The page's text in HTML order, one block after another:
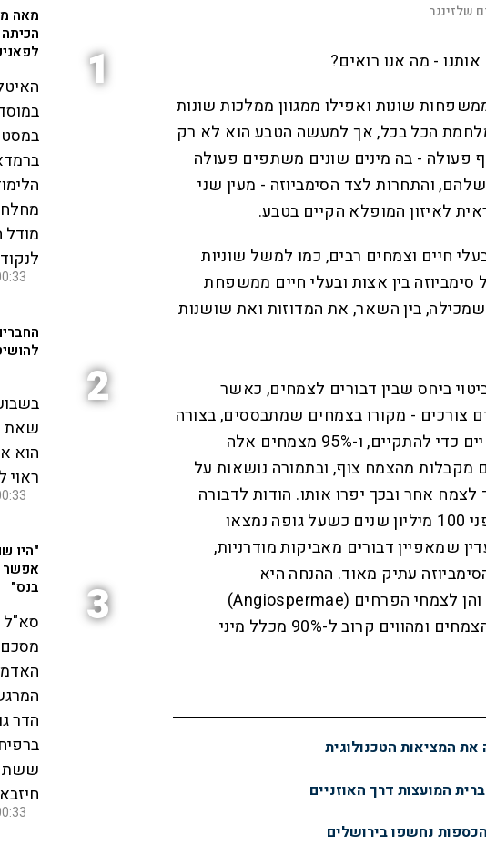
שלזינגר
- מה אנו רואים?
שונות ואפילו ממגוון ממלכות שונות
הכל בכל, אך למעשה הטבע הוא לא רק
פעולה - בה מינים שונים משתפים פעולה
והתחרות לצד הסימביוזה - מעין שני
לאיזון המופלא הקיים בטבע.
חיים וצמחים רבים, כמו למשל שוניות
בין אצות ובעלי חיים ממשפחת
בין השאר, את המדוזות ואת שושנות
ביחס שבין דבורים לצמחים, כאשר
אדם צורכים - מקורו בצמחים שמתבססים, בצורה
כזו או אחרת, על האבקת בעלי חיים כדי להתקיים, ו-95% מצמחים אלה
מקבלות מהצמח צוף, ובתמורה נושאות על
אחר ובכך יפרו אותו. הודות לדבורה
שנלכדה באמבר (שרף עצים) לפני 100 מיליון שנים כשעל גופה נמצאו
שמאפיין דבורים מאביקות מודרניות,
עתיק מאוד. ההנחה היא
שהסימביוזה הועילה הן לדבורים והן לצמחי הפרחים (Angiospermae)
שהשתלטו לחלוטין על ממלכת הצמחים ומהווים קרוב ל-90% מכלל מיני
המציאות הטכנולוגית
המועצות דרך האוזניים
נחשפו בירושלים
1
מאה
מודל
2
שאת
הוא
ראוי
3
"היו
אפשר
בנס"
סא"ל
הדר
ששת